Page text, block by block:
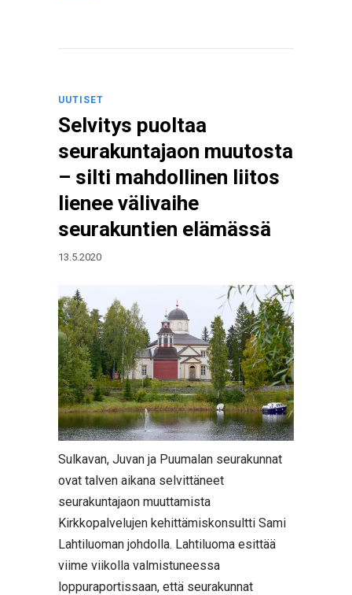
UUTISET
Selvitys puoltaa
seurakuntajaon muutosta
– silti mahdollinen liitos
lienee välivaihe
seurakuntien elämässä
13.5.2020
Sulkavan, Juvan ja Puumalan seurakunnat
ovat talven aikana selvittäneet
seurakuntajaon muuttamista
Kirkkopalvelujen kehittämiskonsultti Sami
Lahtiluoman johdolla. Lahtiluoma esittää
viime viikolla valmistuneessa
loppuraportissaan, että seurakunnat